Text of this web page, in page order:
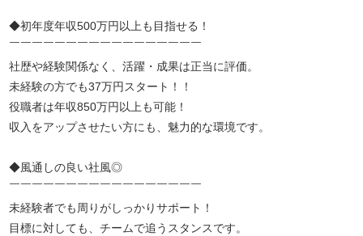
◆初年度年収500万円以上も目指せる！
￣￣￣￣￣￣￣￣￣￣￣￣￣￣￣￣￣
社歴や経験関係なく、活躍・成果は正当に評価。
未経験の方でも37万円スタート！！
役職者は年収850万円以上も可能！
収入をアップさせたい方にも、魅力的な環境です。
◆風通しの良い社風◎
￣￣￣￣￣￣￣￣￣￣￣￣￣￣￣￣￣
未経験者でも周りがしっかりサポート！
目標に対しても、チームで追うスタンスです。